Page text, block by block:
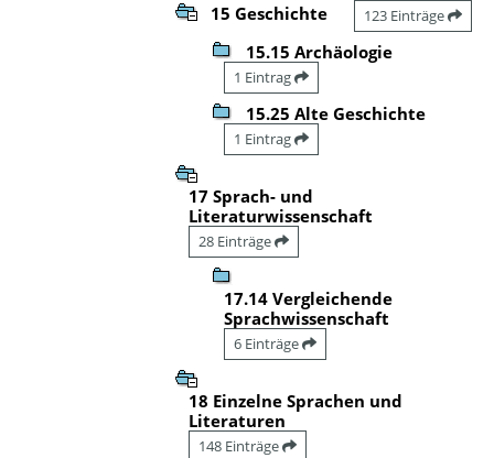
15 Geschichte 123 Einträge
15.15 Archäologie
1 Eintrag
15.25 Alte Geschichte
1 Eintrag
17 Sprach- und
Literaturwissenschaft
28 Einträge
17.14 Vergleichende
Sprachwissenschaft
6 Einträge
18 Einzelne Sprachen und
Literaturen
148 Einträge